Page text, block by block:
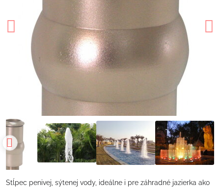
Stĺpec penivej, sýtenej vody, ideálne i pre záhradné jazierka ako